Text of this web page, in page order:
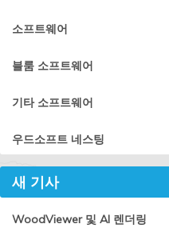
소프트웨어
블룸 소프트웨어
기타 소프트웨어
우드소프트 네스팅
새 기사
WoodViewer 및 AI 렌더링